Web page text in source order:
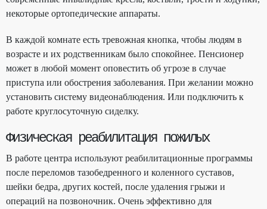
некоторые ортопедические аппараты.
В каждой комнате есть тревожная кнопка, чтобы людям в
возрасте и их родственникам было спокойнее. Пенсионер
может в любой момент оповестить об угрозе в случае
приступа или обострения заболевания. При желании можно
установить систему видеонаблюдения. Или подключить к
работе круглосуточную сиделку.
Физическая реабилитация пожилых
В работе центра используют реабилитационные программы
после переломов тазобедренного и коленного суставов,
шейки бедра, других костей, после удаления грыжи и
операций на позвоночник. Очень эффективно для